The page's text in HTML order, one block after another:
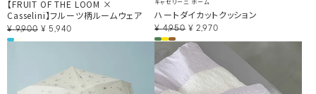
【FRUIT OF THE LOOM ×
Casselini】フルーツ柄ルームウェア
¥ 9,900 ¥ 5,940
キャセリーニ ホーム
ハートダイカットクッション
¥ 4,950 ¥ 2,970